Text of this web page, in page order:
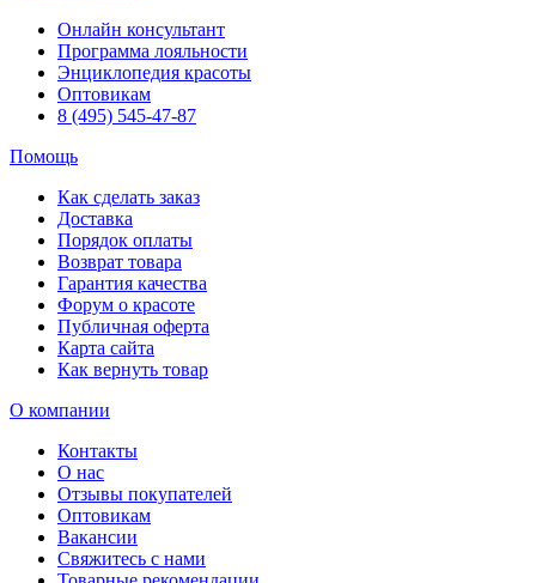
Онлайн консультант
Программа лояльности
Энциклопедия красоты
Оптовикам
8 (495) 545-47-87
Помощь
Как сделать заказ
Доставка
Порядок оплаты
Возврат товара
Гарантия качества
Форум о красоте
Публичная оферта
Карта сайта
Как вернуть товар
О компании
Контакты
О нас
Отзывы покупателей
Оптовикам
Вакансии
Свяжитесь с нами